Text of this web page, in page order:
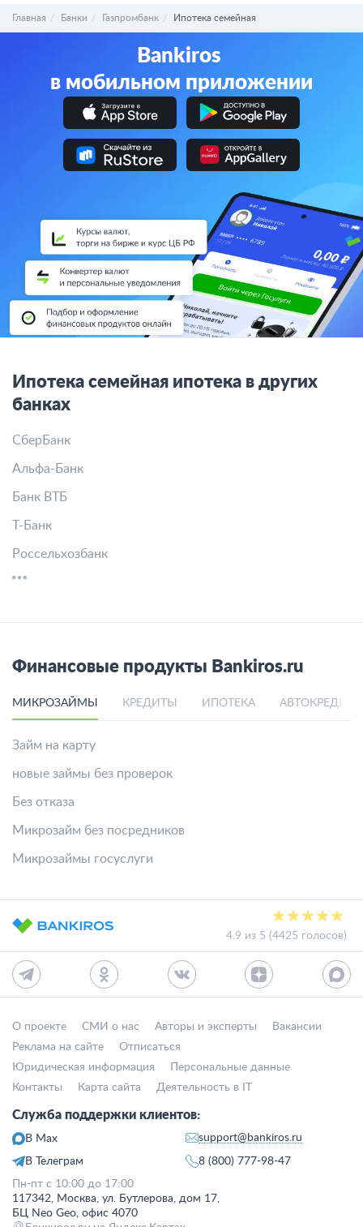
Главная Банки Газпромбанк Ипотека семейная
Bankiros
в мобильном приложении
Ипотека семейная ипотека в других
банках
СберБанк
Альфа-Банк
Банк ВТБ
Т-Банк
Россельхозбанк
Финансовые продукты Bankiros.ru
МИКРОЗАЙМЫ КРЕДИТЫ ИПОТЕКА
Займ на карту
новые займы без проверок
Без отказа
Микрозайм без посредников
Микрозаймы госуслуги
4.9 из 5 (4425 голосов)
О проекте СМИ о нас Авторы и эксперты
Вакансии
Реклама на сайте
Отписаться
Юридическая информация
Персональные данные
Контакты
Карта сайта Деятельность в IT
Служба поддержки клиентов:
В Max
В Телеграм
support@bankiros.ru
8 (800) 777-98-47
Пн-пт с 10:00 до 17:00
117342, Москва, ул. Бутлерова, дом 17,
БЦ Neo Geo, офис 4070